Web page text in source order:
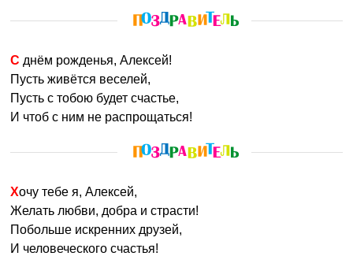
С днём рожденья, Алексей!
Пусть живётся веселей,
Пусть с тобою будет счастье,
И чтоб с ним не распрощаться!
Хочу тебе я, Алексей,
Желать любви, добра и страсти!
Побольше искренних друзей,
И человеческого счастья!